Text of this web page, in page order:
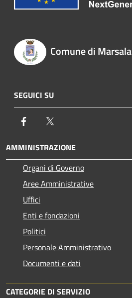
Comune di Marsala
SEGUICI SU
Facebook
AMMINISTRAZIONE
Organi di Governo
Aree Amministrative
Uffici
Enti e fondazioni
Politici
Personale Amministrativo
Documenti e dati
CATEGORIE DI SERVIZIO